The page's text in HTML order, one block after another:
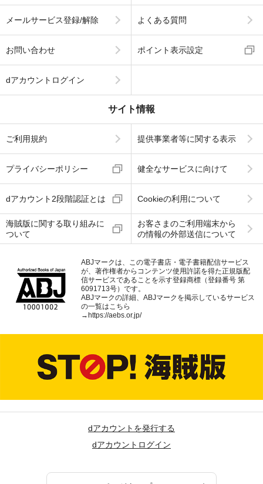
メールサービス登録/解除 よくある質問
お問い合わせ ポイント表示設定
dアカウントログイン
サイト情報
ご利用規約 提供事業者等に関する表示
プライバシーポリシー 健全なサービスに向けて
dアカウント2段階認証とは Cookieの利用について
海賊版に関する取り組みに
ついて
お客さまのご利用端末から
の情報の外部送信について
ABJマークは、この電子書店・電子書籍配信サービス
が、著作権者からコンテンツ使用許諾を得た正規版配
信サービスであることを示す登録商標（登録番号 第
6091713号）です。
ABJマークの詳細、ABJマークを掲示しているサービス
の一覧はこちら
→https://aebs.or.jp/
dアカウントを発行する
dアカウントログイン